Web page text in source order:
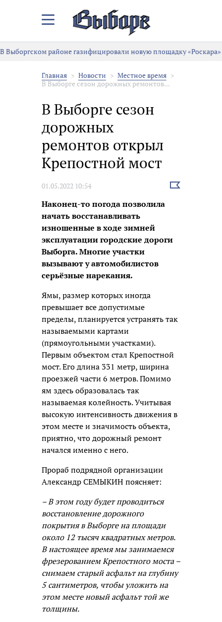
Закрыть/
меню
В Выборгском районе газифицировали новую площадку «Роскара»
Главная Новости
Местное время
В Выборге сезон дорожных ремонтов...
В Выборге сезон
дорожных
ремонтов открыл
Крепостной мост
01.05.2022 10:54
Выбрать
Наконец-то погода позволила
начать восстанавливать
изношенные в ходе зимней
эксплуатации городские дороги
Выборга. Многие участки
вызывают у автомобилистов
серьёзные нарекания.
Ямы, размер которых иногда
превышает все допустимые
пределы, планируется устранять так
называемыми картами
(прямоугольными участками).
Первым объектом стал Крепостной
мост. Его длина 331 метр, ширина
проезжей части 6 метров. Помимо
ям здесь образовалась так
называемая колейность. Учитывая
высокую интенсивность движения в
этом месте и значимость объекта,
приятно, что дорожный ремонт
начался именно с него.
Прораб подрядной организации
Александр СЕМЫКИН поясняет:
– В этом году будет проводиться
восстановление дорожного
покрытия в Выборге на площади
около 12 тысяч квадратных метров.
В настоящее время мы занимаемся
фрезерованием Крепостного моста –
снимаем старый асфальт на глубину
5 сантиметров, чтобы уложить на
этом месте новый асфальт той же
толщины.